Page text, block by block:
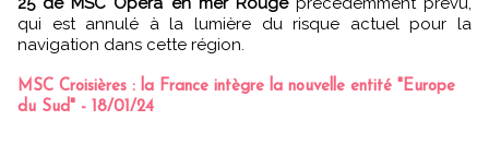
qui est annulé à la lumière du risque actuel pour la
navigation dans cette région.
MSC Croisières : la France intègre la nouvelle entité "Europe
du Sud" - 18/01/24